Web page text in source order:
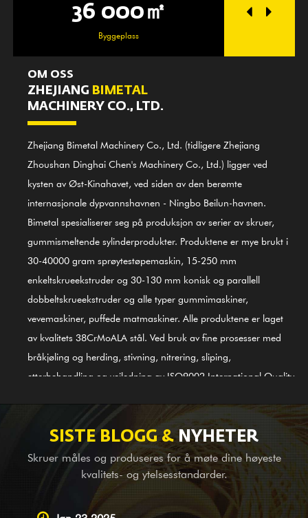
36 000㎡
Byggeplass
25
OM OSS
ZHEJIANG BIMETAL
MACHINERY CO., LTD.
Zhejiang Bimetal Machinery Co., Ltd. (tidligere Zhejiang
Zhoushan Dinghai Chen's Machinery Co., Ltd.) ligger ved
kysten av Øst-Kinahavet, ved siden av den berømte
internasjonale dypvannshavnen - Ningbo Beilun-havnen.
Bimetal spesialiserer seg på produksjon av serier av skruer,
gummismeltende sylinderprodukter. Produktene er mye brukt i
30-40000 gram sprøytestøpemaskin, 15-250 mm
enkeltskrueekstruder og 30-130 mm konisk og parallell
dobbeltskrueekstruder og alle typer gummimaskiner,
vevemaskiner, puffede matmaskiner. Alle produktene er laget
av kvalitets 38CrMoALA stål. Ved bruk av fine prosesser med
bråkjøling og herding, stivning, nitrering, sliping,
etterbehandling og veiledning av ISO9002 International Quality
standarder. GⅡ 113 nikkelbasert legering (nyeste 3# stål)
skruesylinder er også et av våre knyttneveprodukter; den er
anvendelig for legeringsbimetall (PTA) sveising. I tillegg til å
levere balanseutstyr til komplette maskinbedrifter i utlandet, er
vi også en ledende leverandør som utfører OEM-service,
oppmålings- og kartleggingshjelp, samt designtjenester for
SISTE BLOGG &NYHETER
Skruer måles og produseres for å møte dine høyeste
kvalitets- og ytelsesstandarder.